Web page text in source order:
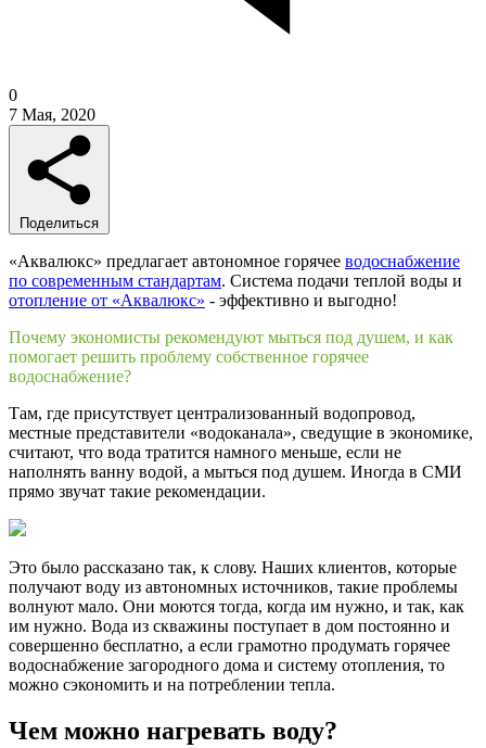
0
7 Мая, 2020
Поделиться
«Аквалюкс» предлагает автономное горячее водоснабжение
по современным стандартам. Система подачи теплой воды и
отопление от «Аквалюкс» - эффективно и выгодно!
Почему экономисты рекомендуют мыться под душем, и как
помогает решить проблему собственное горячее
водоснабжение?
Там, где присутствует централизованный водопровод,
местные представители «водоканала», сведущие в экономике,
считают, что вода тратится намного меньше, если не
наполнять ванну водой, а мыться под душем. Иногда в СМИ
прямо звучат такие рекомендации.
Это было рассказано так, к слову. Наших клиентов, которые
получают воду из автономных источников, такие проблемы
волнуют мало. Они моются тогда, когда им нужно, и так, как
им нужно. Вода из скважины поступает в дом постоянно и
совершенно бесплатно, а если грамотно продумать горячее
водоснабжение загородного дома и систему отопления, то
можно сэкономить и на потреблении тепла.
Чем можно нагревать воду?